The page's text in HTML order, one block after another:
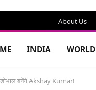
About Us
INDIA WORLD
बनेंगे Akshay Kumar!